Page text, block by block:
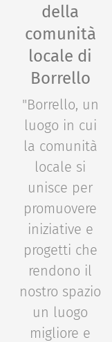
della
comunità
locale di
Borrello
"Borrello, un
luogo in cui
la comunità
locale si
unisce per
promuovere
iniziative e
progetti che
rendono il
nostro spazio
un luogo
migliore e